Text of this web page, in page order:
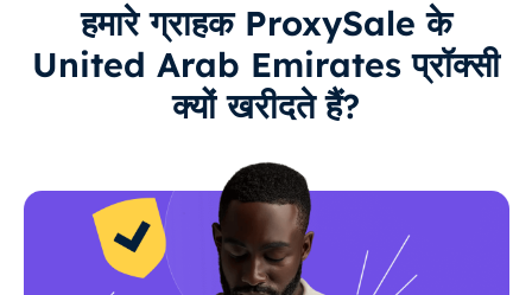
हमारे ग्राहक ProxySale के
United Arab Emirates प्रॉक्सी
क्यों खरीदते हैं?